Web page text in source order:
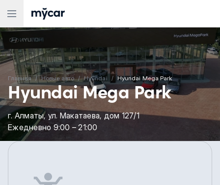
Главная Новые aвто Hyundai Hyundai Mega Park
Hyundai Mega Park
г. Алматы, ул. Макатаева, дом 127/1
Ежедневно 9:00 – 21:00